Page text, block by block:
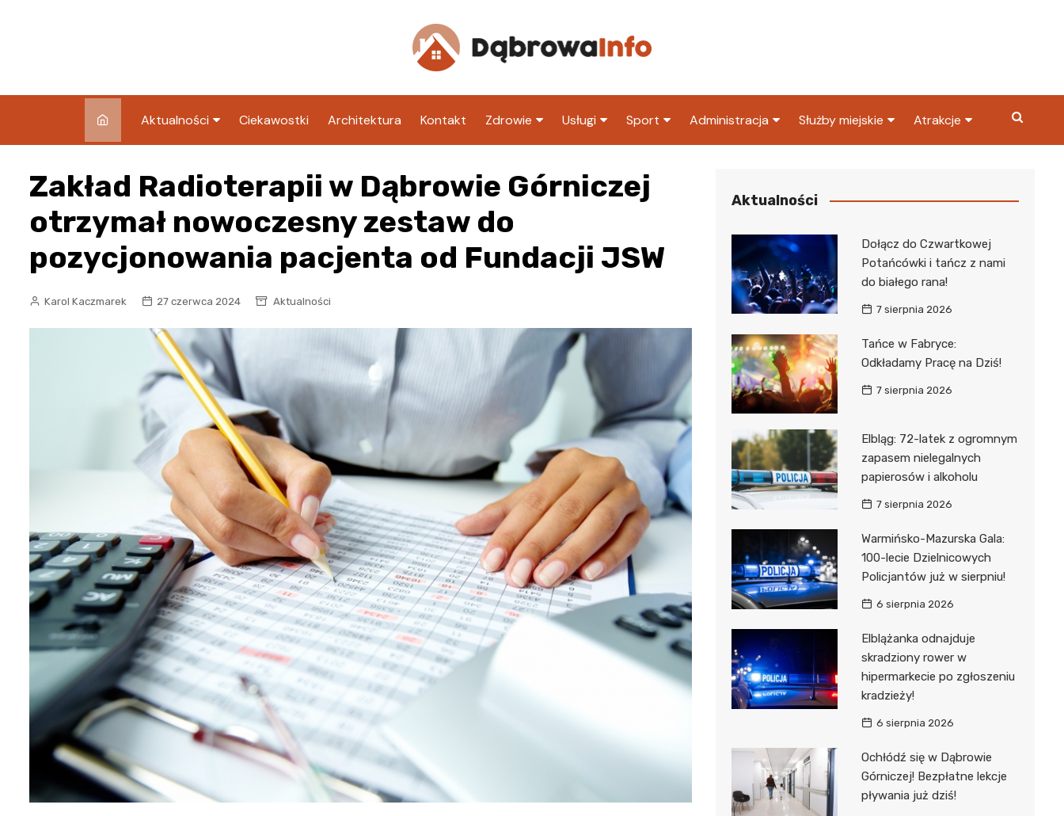
Aktualności
Blog
Ciekawostki Architektura Kontakt Zdrowie
Sklep medyczny
Apteka
Usługi
Klub
Stacja paliw
Fryzjer
Poczta
Księgarnia
Sport
Inny klub sportowy
Administracja
Urząd Skarbowy
Służby miejskie
Policja
Atrakcje
Zakład Radioterapii w Dąbrowie Górniczej
otrzymał nowoczesny zestaw do
pozycjonowania pacjenta od Fundacji JSW
Karol Kaczmarek 27 czerwca 2024 Aktualności
Aktualności
Dołącz do Czwartkowej
Potańcówki i tańcz z nami
do białego rana!
7 sierpnia 2026
Tańce w Fabryce:
Odkładamy Pracę na Dziś!
7 sierpnia 2026
Elbląg: 72-latek z ogromnym
zapasem nielegalnych
papierosów i alkoholu
7 sierpnia 2026
Warmińsko-Mazurska Gala:
100-lecie Dzielnicowych
Policjantów już w sierpniu!
6 sierpnia 2026
Elblążanka odnajduje
skradziony rower w
hipermarkecie po zgłoszeniu
kradzieży!
6 sierpnia 2026
Ochłódź się w Dąbrowie
Górniczej! Bezpłatne lekcje
pływania już dziś!